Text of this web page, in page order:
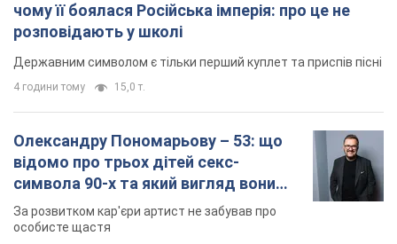
чому її боялася Російська імперія: про це не
розповідають у школі
Державним символом є тільки перший куплет та приспів пісні
4 години тому 15,0 т.
Олександру Пономарьову – 53: що
відомо про трьох дітей секс-
символа 90-х та який вигляд вони
мають
За розвитком кар'єри артист не забував про
особисте щастя